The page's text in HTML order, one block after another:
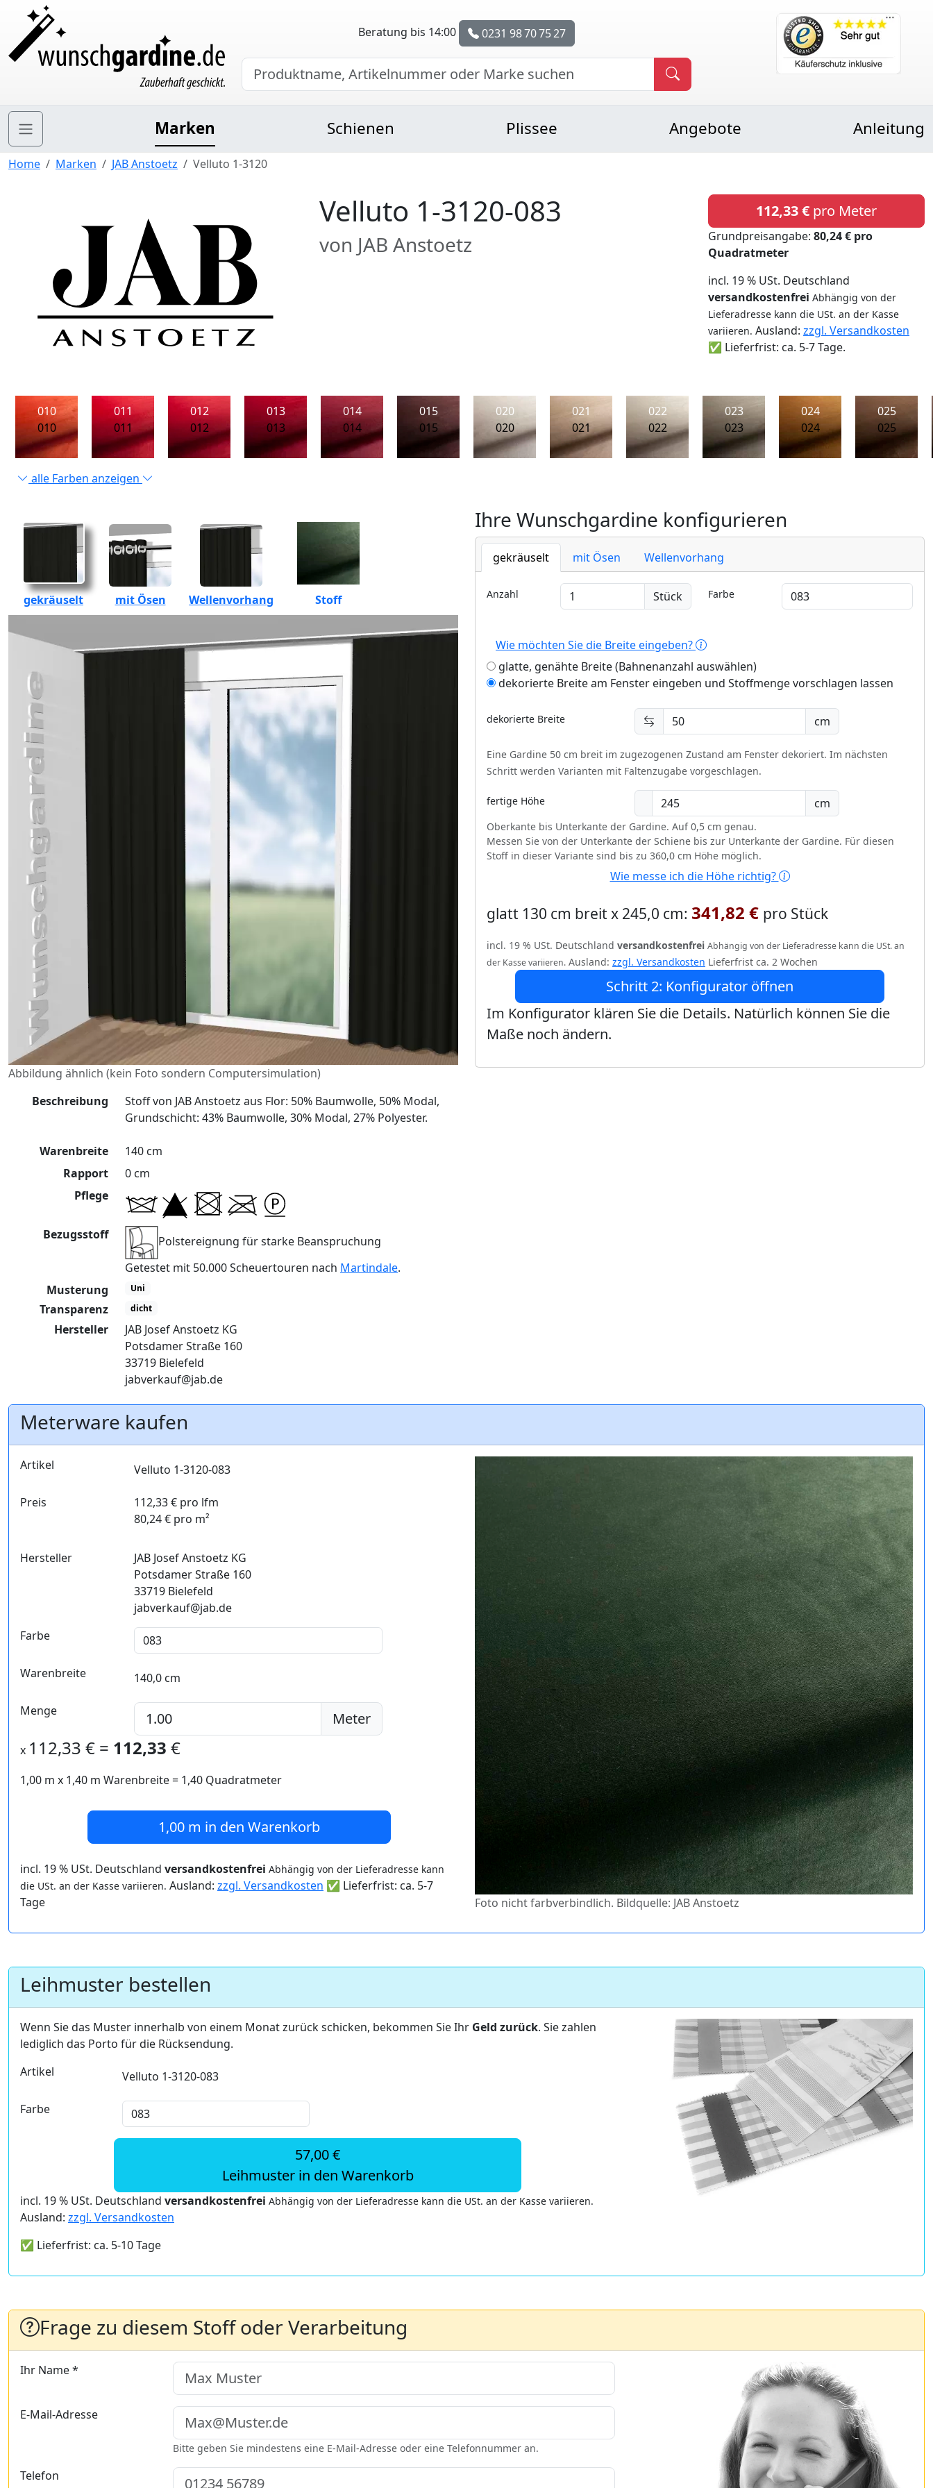
Beratung bis 14:00 0231 98 70 75 27
Marken Schienen Plissee Angebote Anleitung
Home Marken JAB Anstoetz Velluto 1-3120
Velluto 1-3120-083
von JAB Anstoetz
112,33 € pro Meter
Grundpreisangabe: 80,24 € pro
Quadratmeter
incl. 19 % USt. Deutschland
versandkostenfrei Abhängig von der
Lieferadresse kann die USt. an der Kasse
variieren. Ausland: zzgl. Versandkosten
✅ Lieferfrist: ca. 5-7 Tage.
010
010
011
011
012
012
013
013
014
014
015
015
020
020
021
021
022
022
023
023
024
024
025
025
alle Farben anzeigen
gekräuselt mit Ösen Wellenvorhang Stoff
Abbildung ähnlich (kein Foto sondern Computersimulation)
Beschreibung
Stoff von JAB Anstoetz aus Flor: 50% Baumwolle, 50% Modal,
Grundschicht: 43% Baumwolle, 30% Modal, 27% Polyester.
Warenbreite
140 cm
Rapport
0 cm
Pflege
Bezugsstoff
Polstereignung für starke Beanspruchung
Getestet mit 50.000 Scheuertouren nach Martindale.
Musterung
Uni
Transparenz dicht
Hersteller
JAB Josef Anstoetz KG
Potsdamer Straße 160
33719 Bielefeld
jabverkauf@jab.de
Ihre Wunschgardine konfigurieren
gekräuselt mit Ösen Wellenvorhang
Anzahl Stück Farbe
Wie möchten Sie die Breite eingeben?
glatte, genähte Breite (Bahnenanzahl auswählen)
dekorierte Breite am Fenster eingeben und Stoffmenge vorschlagen lassen
dekorierte Breite cm
Eine Gardine 50 cm breit im zugezogenen Zustand am Fenster dekoriert. Im nächsten
Schritt werden Varianten mit Faltenzugabe vorgeschlagen.
fertige Höhe cm
Oberkante bis Unterkante der Gardine. Auf 0,5 cm genau.
Messen Sie von der Unterkante der Schiene bis zur Unterkante der Gardine. Für diesen
Stoff in dieser Variante sind bis zu 360,0 cm Höhe möglich.
Wie messe ich die Höhe richtig?
glatt 130 cm breit x 245,0 cm: 341,82 € pro Stück
incl. 19 % USt. Deutschland versandkostenfrei Abhängig von der Lieferadresse kann die USt. an
der Kasse variieren. Ausland: zzgl. Versandkosten Lieferfrist ca. 2 Wochen
Schritt 2: Konfigurator öffnen
Im Konfigurator klären Sie die Details. Natürlich können Sie die
Maße noch ändern.
Meterware kaufen
Artikel Velluto 1-3120-083
Preis
112,33 € pro lfm
80,24 € pro m²
Hersteller
JAB Josef Anstoetz KG
Potsdamer Straße 160
33719 Bielefeld
jabverkauf@jab.de
Farbe
Warenbreite 140,0 cm
Menge Meter
x 112,33 € = 112,33 €
1,00 m x 1,40 m Warenbreite = 1,40 Quadratmeter
1,00 m in den Warenkorb
incl. 19 % USt. Deutschland versandkostenfrei Abhängig von der Lieferadresse kann
die USt. an der Kasse variieren. Ausland: zzgl. Versandkosten ✅ Lieferfrist: ca. 5-7
Tage
Foto nicht farbverbindlich. Bildquelle: JAB Anstoetz
Leihmuster bestellen
Wenn Sie das Muster innerhalb von einem Monat zurück schicken, bekommen Sie Ihr Geld zurück. Sie zahlen
lediglich das Porto für die Rücksendung.
Artikel
Velluto 1-3120-083
Farbe
57,00 €
Leihmuster in den Warenkorb
incl. 19 % USt. Deutschland versandkostenfrei Abhängig von der Lieferadresse kann die USt. an der Kasse variieren.
Ausland: zzgl. Versandkosten
✅ Lieferfrist: ca. 5-10 Tage
Frage zu diesem Stoff oder Verarbeitung
Ihr Name *
E-Mail-Adresse
Bitte geben Sie mindestens eine E-Mail-Adresse oder eine Telefonnummer an.
Telefon